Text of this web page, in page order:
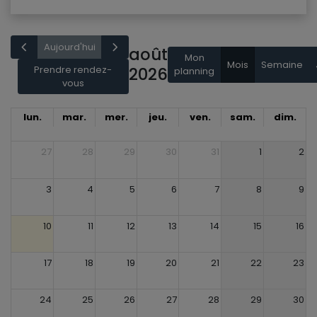
Aujourd'hui
Prendre rendez-
vous
août
2026
Mon
planning
Mois Semaine
lun. mar. mer. jeu. ven. sam. dim.
27 28 29 30 31 1 2
3 4 5 6 7 8 9
10 11 12 13 14 15 16
17 18 19 20 21 22 23
24 25 26 27 28 29 30